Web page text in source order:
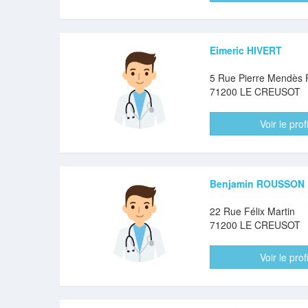
Eimeric HIVERT
5 Rue Pierre Mendès
71200 LE CREUSOT
Voir le
Benjamin ROUSSON
22 Rue Félix Martin
71200 LE CREUSOT
Voir le